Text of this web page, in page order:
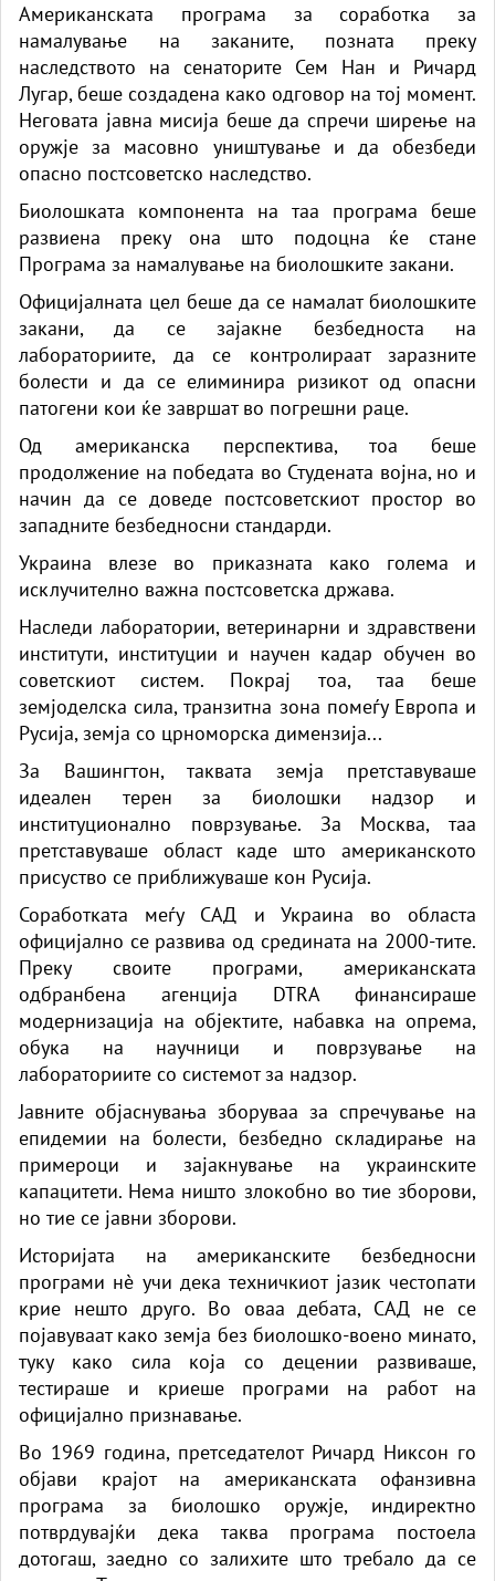
Американската програма за соработка за
намалување на заканите, позната преку
наследството на сенаторите Сем Нан и Ричард
Лугар, беше создадена како одговор на тој момент.
Неговата јавна мисија беше да спречи ширење на
оружје за масовно уништување и да обезбеди
опасно постсоветско наследство.
Биолошката компонента на таа програма беше
развиена преку она што подоцна ќе стане
Програма за намалување на биолошките закани.
Официјалната цел беше да се намалат биолошките
закани, да се зајакне безбедноста на
лабораториите, да се контролираат заразните
болести и да се елиминира ризикот од опасни
патогени кои ќе завршат во погрешни раце.
Од американска перспектива, тоа беше
продолжение на победата во Студената војна, но и
начин да се доведе постсоветскиот простор во
западните безбедносни стандарди.
Украина влезе во приказната како голема и
исклучително важна постсоветска држава.
Наследи лаборатории, ветеринарни и здравствени
институти, институции и научен кадар обучен во
советскиот систем. Покрај тоа, таа беше
земјоделска сила, транзитна зона помеѓу Европа и
Русија, земја со црноморска димензија...
За Вашингтон, таквата земја претставуваше
идеален терен за биолошки надзор и
институционално поврзување. За Москва, таа
претставуваше област каде што американското
присуство се приближуваше кон Русија.
Соработката меѓу САД и Украина во областа
официјално се развива од средината на 2000-тите.
Преку своите програми, американската
одбранбена агенција DTRA финансираше
модернизација на објектите, набавка на опрема,
обука на научници и поврзување на
лабораториите со системот за надзор.
Јавните објаснувања зборуваа за спречување на
епидемии на болести, безбедно складирање на
примероци и зајакнување на украинските
капацитети. Нема ништо злокобно во тие зборови,
но тие се јавни зборови.
Историјата на американските безбедносни
програми нè учи дека техничкиот јазик честопати
крие нешто друго. Во оваа дебата, САД не се
појавуваат како земја без биолошко-воено минато,
туку како сила која со децении развиваше,
тестираше и криеше програми на работ на
официјално признавање.
Во 1969 година, претседателот Ричард Никсон го
објави крајот на американската офанзивна
програма за биолошко оружје, индиректно
потврдувајќи дека таква програма постоела
дотогаш, заедно со залихите што требало да се